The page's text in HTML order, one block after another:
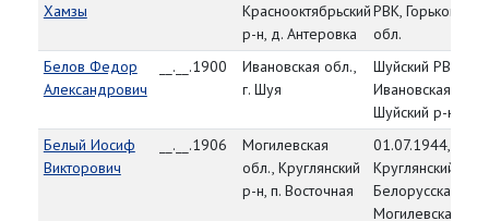
Хамзы
Краснооктябрьский
р-н, д. Антеровка
РВК, Горьковская
обл.
Белов Федор
Александрович
__.__.1900
Ивановская обл.,
г. Шуя
Шуйский РВК,
Ивановская обл.,
Шуйский р-н
Белый Иосиф
Викторович
__.__.1906
Могилевская
обл., Круглянский
р-н, п. Восточная
01.07.1944,
Круглянский РВК,
Белорусская
Могилевская